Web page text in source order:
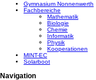
Gymnasium Nonnenwerth
Fachbereiche
Mathematik
Biologie
Chemie
Informatik
Physik
Kooperationen
MINT-EC
Solarboot
Navigation